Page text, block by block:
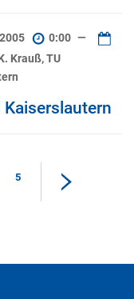
0:00 —
Krauß, TU
5